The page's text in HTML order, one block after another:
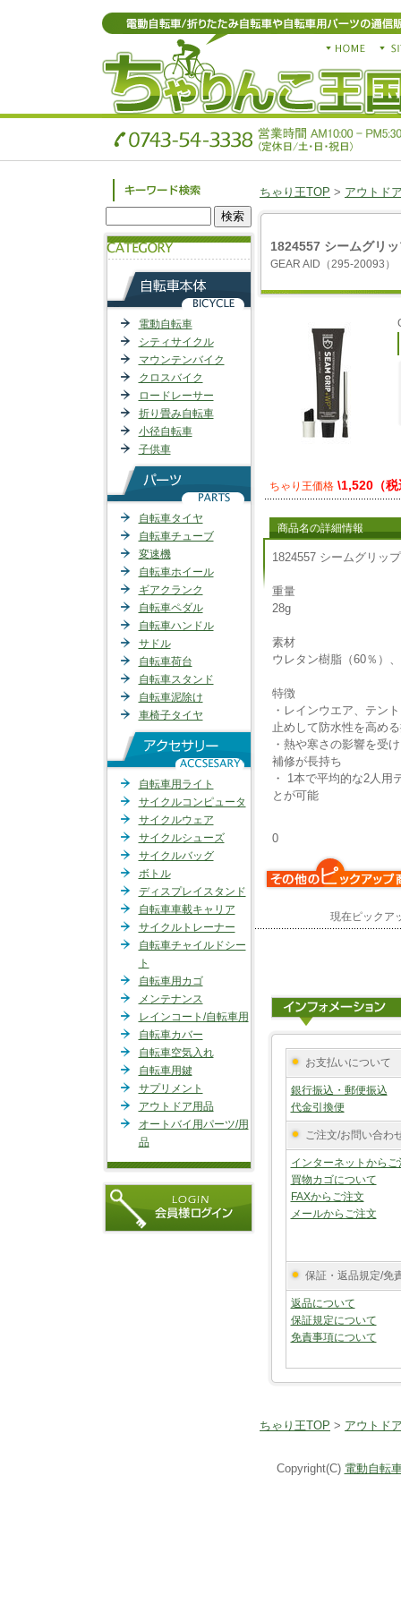
電動自転車
シティサイクル
マウンテンバイク
クロスバイク
ロードレーサー
折り畳み自転車
小径自転車
子供車
自転車タイヤ
自転車チューブ
変速機
自転車ホイール
ギアクランク
自転車ペダル
自転車ハンドル
サドル
自転車荷台
自転車スタンド
自転車泥除け
車椅子タイヤ
自転車用ライト
サイクルコンピュータ
サイクルウェア
サイクルシューズ
サイクルバッグ
ボトル
ディスプレイスタンド
自転車車載キャリア
サイクルトレーナー
自転車チャイルドシー
ト
自転車用カゴ
メンテナンス
レインコート/自転車用
自転車カバー
自転車空気入れ
自転車用鍵
サプリメント
アウトドア用品
オートバイ用パーツ/用
品
ちゃり王TOP > アウトド
1824557 シームグリ
GEAR AID（295-20093）
ちゃり王価格 \1,520（税
商品名の詳細情報
1824557 シームグリッ
重量
28g
素材
ウレタン樹脂（60％）
特徴
・レインウエア、テン
止めして防水性を高め
・熱や寒さの影響を受
補修が長持ち
・ 1本で平均的な2人用
とが可能
0
現在ピックア
お支払いについて
銀行振込・郵便振込
代金引換便
ご注文/お問い合わ
インターネットからご
買物カゴについて
FAXからご注文
メールからご注文
保証・返品規定/免
返品について
保証規定について
免責事項について
ちゃり王TOP > アウトド
Copyright(C) 電動自転